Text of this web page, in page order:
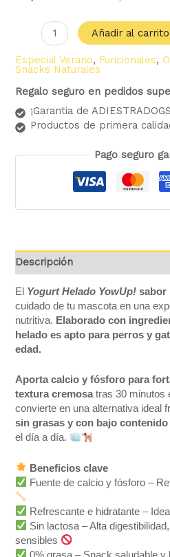
Añadir al carrito
Especial Verano, Funcionales,
Snacks Naturales
Regalo seguro en pedidos
¡Garantia de
Productos de primera
Pago seguro
Descripción
El Yogurt Helado YowUp! sabor
cuidado de tu mascota en una
nutritiva. Elaborado con
helado es apto para perros y
edad.
Aporta calcio y fósforo para
textura cremosatras 30 minutos
convierte en una alternativa ideal
sin grasas y con bajo
el día a día.
Beneficios clave
Fuente de calcio y fósforo –
Refrescante e hidratante –
Sin lactosa – Alta
sensibles
0% grasa – Snack saludable y